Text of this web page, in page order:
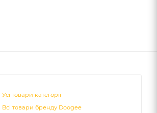
Усі товари категорії
Всі товари бренду Doogee